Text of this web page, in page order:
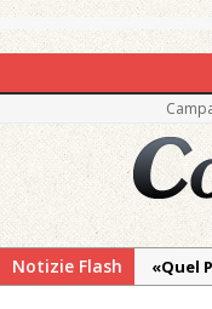
Notizie Flash
«Quel